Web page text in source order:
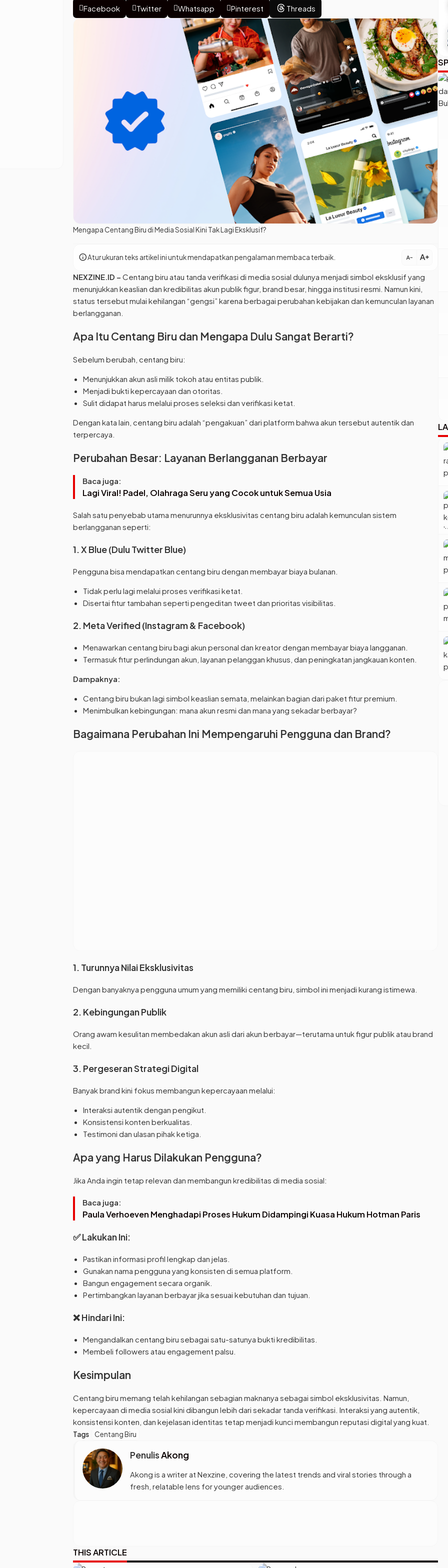
Facebook
Twitter Whatsapp Pinterest Threads
Mengapa Centang Biru di Media Sosial Kini Tak Lagi Eksklusif?
infoAtur ukuran teks artikel ini untuk mendapatkan pengalaman membaca terbaik. text_decrease text_increase
NEXZINE.ID – Centang biru atau tanda verifikasi di media sosial dulunya menjadi simbol eksklusif yang
menunjukkan keaslian dan kredibilitas akun publik figur, brand besar, hingga institusi resmi. Namun kini,
status tersebut mulai kehilangan “gengsi” karena berbagai perubahan kebijakan dan kemunculan layanan
berlangganan.
Apa Itu Centang Biru dan Mengapa Dulu Sangat Berarti?
Sebelum berubah, centang biru:
Menunjukkan akun asli milik tokoh atau entitas publik.
Menjadi bukti kepercayaan dan otoritas.
Sulit didapat harus melalui proses seleksi dan verifikasi ketat.
Dengan kata lain, centang biru adalah “pengakuan” dari platform bahwa akun tersebut autentik dan
terpercaya.
Perubahan Besar: Layanan Berlangganan Berbayar
Baca juga:
Lagi Viral! Padel, Olahraga Seru yang Cocok untuk Semua Usia
Salah satu penyebab utama menurunnya eksklusivitas centang biru adalah kemunculan sistem
berlangganan seperti:
1. X Blue (Dulu Twitter Blue)
Pengguna bisa mendapatkan centang biru dengan membayar biaya bulanan.
Tidak perlu lagi melalui proses verifikasi ketat.
Disertai fitur tambahan seperti pengeditan tweet dan prioritas visibilitas.
2. Meta Verified (Instagram & Facebook)
Menawarkan centang biru bagi akun personal dan kreator dengan membayar biaya langganan.
Termasuk fitur perlindungan akun, layanan pelanggan khusus, dan peningkatan jangkauan konten.
Dampaknya:
Centang biru bukan lagi simbol keaslian semata, melainkan bagian dari paket fitur premium.
Menimbulkan kebingungan: mana akun resmi dan mana yang sekadar berbayar?
Bagaimana Perubahan Ini Mempengaruhi Pengguna dan Brand?
1. Turunnya Nilai Eksklusivitas
Dengan banyaknya pengguna umum yang memiliki centang biru, simbol ini menjadi kurang istimewa.
2. Kebingungan Publik
Orang awam kesulitan membedakan akun asli dari akun berbayar—terutama untuk figur publik atau brand
kecil.
3. Pergeseran Strategi Digital
Banyak brand kini fokus membangun kepercayaan melalui:
Interaksi autentik dengan pengikut.
Konsistensi konten berkualitas.
Testimoni dan ulasan pihak ketiga.
Apa yang Harus Dilakukan Pengguna?
Jika Anda ingin tetap relevan dan membangun kredibilitas di media sosial:
Baca juga:
Paula Verhoeven Menghadapi Proses Hukum Didampingi Kuasa Hukum Hotman Paris
✅ Lakukan Ini:
Pastikan informasi profil lengkap dan jelas.
Gunakan nama pengguna yang konsisten di semua platform.
Bangun engagement secara organik.
Pertimbangkan layanan berbayar jika sesuai kebutuhan dan tujuan.
❌ Hindari Ini:
Mengandalkan centang biru sebagai satu-satunya bukti kredibilitas.
Membeli followers atau engagement palsu.
Kesimpulan
Centang biru memang telah kehilangan sebagian maknanya sebagai simbol eksklusivitas. Namun,
kepercayaan di media sosial kini dibangun lebih dari sekadar tanda verifikasi. Interaksi yang autentik,
konsistensi konten, dan kejelasan identitas tetap menjadi kunci membangun reputasi digital yang kuat.
Tags Centang Biru
Penulis Akong
Akong is a writer at Nexzine, covering the latest trends and viral stories through a
fresh, relatable lens for younger audiences.
THIS ARTICLE